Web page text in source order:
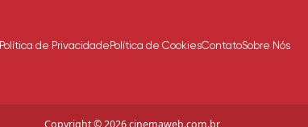
Política de Privacidade Política de CookiesContatoSobre Nós
Copyright © 2026 cinemaweb.com.br